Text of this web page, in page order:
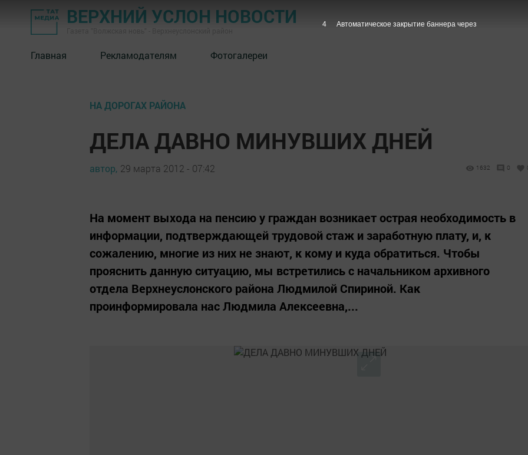
ВЕРХНИЙ УСЛОН НОВОСТИ
Главная Рекламодателям Фотогалереи
НА ДОРОГАХ РАЙОНА
ДЕЛА ДАВНО МИНУВШИХ ДНЕЙ
автор, 29 марта 2012 - 07:42 1632 0
На момент выхода на пенсию у граждан возникает острая необходимость в
информации, подтверждающей трудовой стаж и заработную плату, и, к
сожалению, многие из них не знают, к кому и куда обратиться. Чтобы
прояснить данную ситуацию, мы встретились с начальником архивного
отдела Верхнеуслонского района Людмилой Спириной. Как
проинформировала нас Людмила Алексеевна,...
3 Автоматическое закрытие баннера через